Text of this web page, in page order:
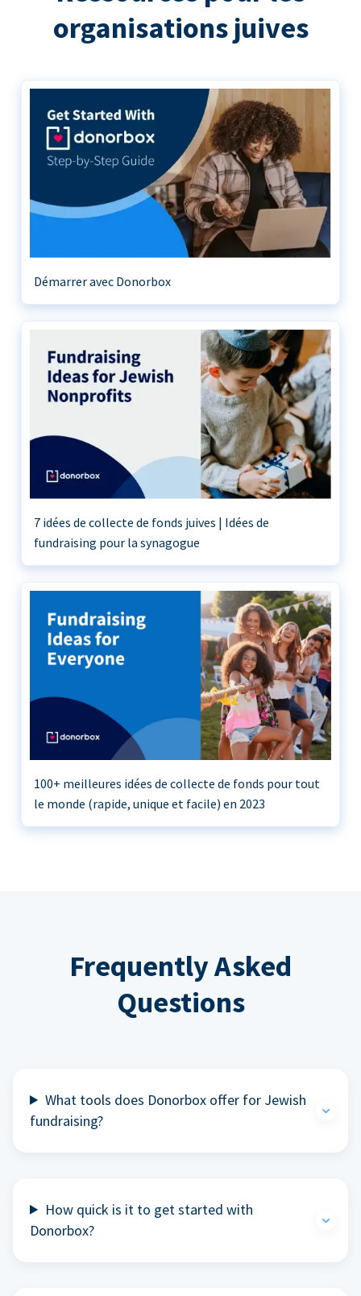
organisations juives
Démarrer avec Donorbox
7 idées de collecte de fonds juives | Idées de
fundraising pour la synagogue
100+ meilleures idées de collecte de fonds pour tout
le monde (rapide, unique et facile) en 2023
Frequently Asked
Questions
What tools does Donorbox offer for Jewish
fundraising?
How quick is it to get started with
Donorbox?